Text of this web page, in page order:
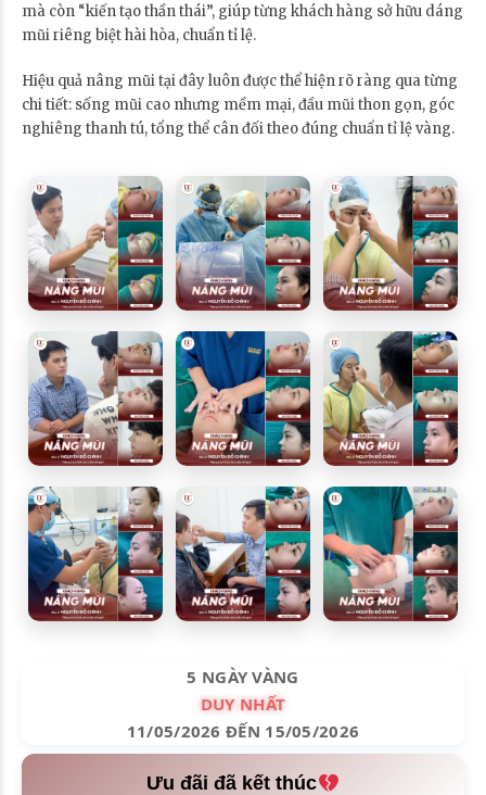
mà còn “kiến tạo thần thái”, giúp từng khách hàng sở hữu dáng
mũi riêng biệt hài hòa, chuẩn tỉ lệ.
Hiệu quả nâng mũi tại đây luôn được thể hiện rõ ràng qua từng
chi tiết: sống mũi cao nhưng mềm mại, đầu mũi thon gọn, góc
nghiêng thanh tú, tổng thể cân đối theo đúng chuẩn tỉ lệ vàng.
5 NGÀY VÀNG
DUY NHẤT
11/05/2026 ĐẾN 15/05/2026
Ưu đãi đã kết thúc